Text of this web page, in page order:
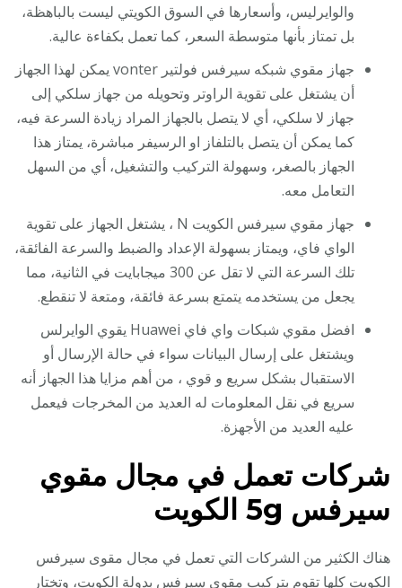
والوايرليس، وأسعارها في السوق الكويتي ليست بالباهظة،
بل تمتاز بأنها متوسطة السعر، كما تعمل بكفاءة عالية.
جهاز مقوي شبكه سيرفس فولتير vonter يمكن لهذا الجهاز
أن يشتغل على تقوية الراوتر وتحويله من جهاز سلكي إلى
جهاز لا سلكي، أي لا يتصل بالجهاز المراد زيادة السرعة فيه،
كما يمكن أن يتصل بالتلفاز او الرسيفر مباشرة، يمتاز هذا
الجهاز بالصغر، وسهولة التركيب والتشغيل، أي من السهل
التعامل معه.
جهاز مقوي سيرفس الكويت N ، يشتغل الجهاز على تقوية
الواي فاي، ويمتاز بسهولة الإعداد والضبط والسرعة الفائقة،
تلك السرعة التي لا تقل عن 300 ميجابايت في الثانية، مما
يجعل من يستخدمه يتمتع بسرعة فائقة، ومتعة لا تنقطع.
افضل مقوي شبكات واي فاي Huawei يقوي الوايرلس
ويشتغل على إرسال البيانات سواء في حالة الإرسال أو
الاستقبال بشكل سريع و قوي ، من أهم مزايا هذا الجهاز أنه
سريع في نقل المعلومات له العديد من المخرجات فيعمل
عليه العديد من الأجهزة.
شركات تعمل في مجال مقوي
سيرفس 5g الكويت
هناك الكثير من الشركات التي تعمل في مجال مقوى سيرفس
الكويت كلها تقوم بتركيب مقوي سيرفس بدولة الكويت، وتختار